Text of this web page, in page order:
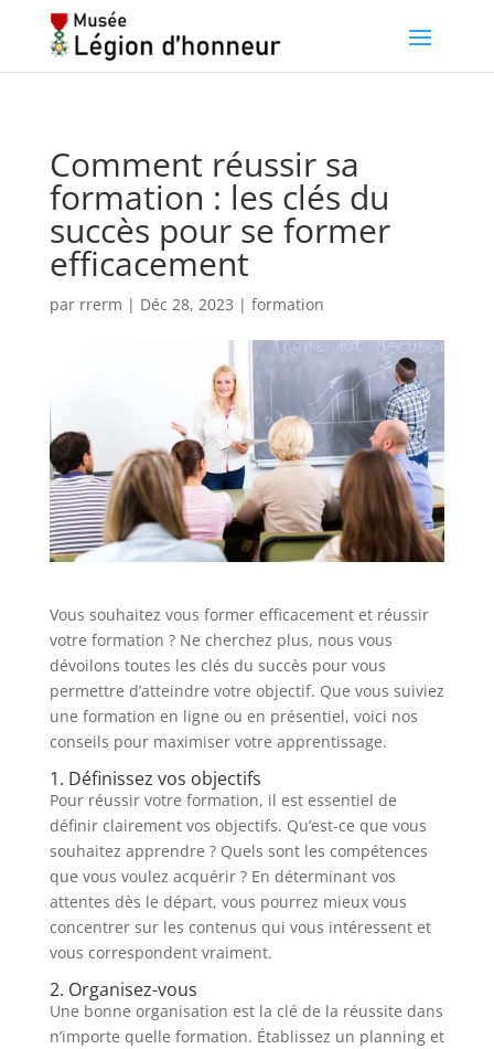
Comment réussir sa
formation : les clés du
succès pour se former
efficacement
par rrerm | Déc 28, 2023 | formation
Vous souhaitez vous former efficacement et réussir
votre formation ? Ne cherchez plus, nous vous
dévoilons toutes les clés du succès pour vous
permettre d’atteindre votre objectif. Que vous suiviez
une formation en ligne ou en présentiel, voici nos
conseils pour maximiser votre apprentissage.
1. Définissez vos objectifs
Pour réussir votre formation, il est essentiel de
définir clairement vos objectifs. Qu’est-ce que vous
souhaitez apprendre ? Quels sont les compétences
que vous voulez acquérir ? En déterminant vos
attentes dès le départ, vous pourrez mieux vous
concentrer sur les contenus qui vous intéressent et
vous correspondent vraiment.
2. Organisez-vous
Une bonne organisation est la clé de la réussite dans
n’importe quelle formation. Établissez un planning et